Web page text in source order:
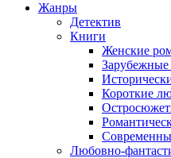
Жанры
Детектив
Книги
Женские
Короткие
Любовно-